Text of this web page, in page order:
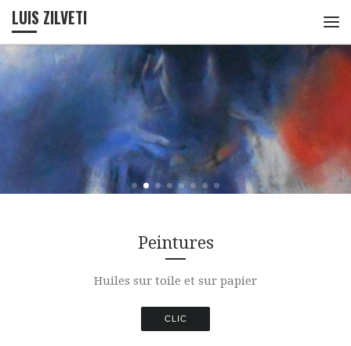
Passer au contenu
LUIS ZILVETI
Peintures
Huiles sur toile et sur papier
CLIC